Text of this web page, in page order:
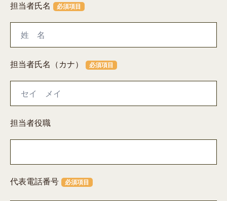
担当者氏名 必須項目
担当者氏名（カナ） 必須項目
担当者役職
代表電話番号 必須項目